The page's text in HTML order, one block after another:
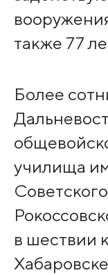
также 77
Более
училища
в шествии